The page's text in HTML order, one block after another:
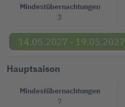
Mindestübernachtungen
3
14.05.2027 - 19.05.2027
Hauptsaison
Mindestübernachtungen
7